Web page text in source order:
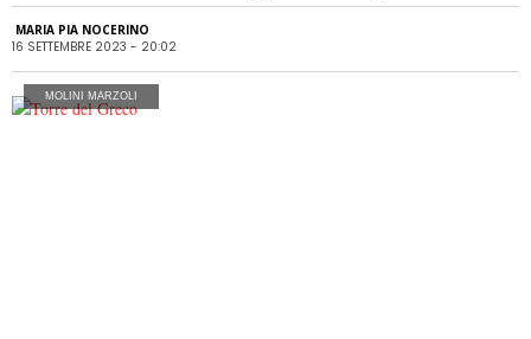
MARIA PIA NOCERINO
16 SETTEMBRE 2023 - 20:02
MOLINI MARZOLI